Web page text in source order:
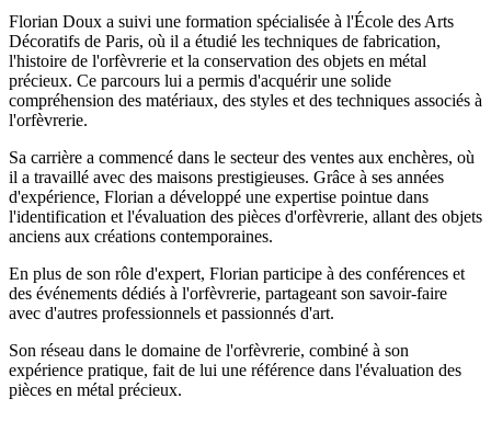
Florian Doux a suivi une formation spécialisée à l'École des Arts
Décoratifs de Paris, où il a étudié les techniques de fabrication,
l'histoire de l'orfèvrerie et la conservation des objets en métal
précieux. Ce parcours lui a permis d'acquérir une solide
compréhension des matériaux, des styles et des techniques associés à
l'orfèvrerie.
Sa carrière a commencé dans le secteur des ventes aux enchères, où
il a travaillé avec des maisons prestigieuses. Grâce à ses années
d'expérience, Florian a développé une expertise pointue dans
l'identification et l'évaluation des pièces d'orfèvrerie, allant des objets
anciens aux créations contemporaines.
En plus de son rôle d'expert, Florian participe à des conférences et
des événements dédiés à l'orfèvrerie, partageant son savoir-faire
avec d'autres professionnels et passionnés d'art.
Son réseau dans le domaine de l'orfèvrerie, combiné à son
expérience pratique, fait de lui une référence dans l'évaluation des
pièces en métal précieux.